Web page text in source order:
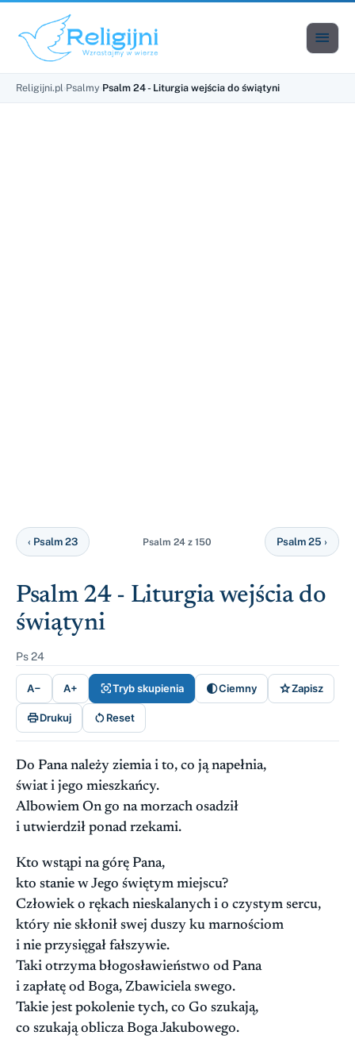

Religijni.pl›Psalmy›Psalm 24 - Liturgia wejścia do świątyni
‹ Psalm 23 Psalm 24 z 150 Psalm 25 ›
Psalm 24 - Liturgia wejścia do
świątyni
Ps 24
A− A+ Tryb skupienia Ciemny Zapisz
Drukuj Reset
Do Pana należy ziemia i to, co ją napełnia,
świat i jego mieszkańcy.
Albowiem On go na morzach osadził
i utwierdził ponad rzekami.
Kto wstąpi na górę Pana,
kto stanie w Jego świętym miejscu?
Człowiek o rękach nieskalanych i o czystym sercu,
który nie skłonił swej duszy ku marnościom
i nie przysięgał fałszywie.
Taki otrzyma błogosławieństwo od Pana
i zapłatę od Boga, Zbawiciela swego.
Takie jest pokolenie tych, co Go szukają,
co szukają oblicza Boga Jakubowego.